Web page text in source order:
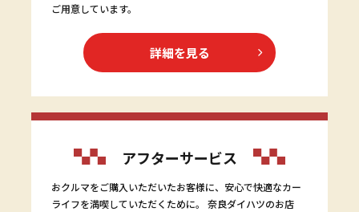
ご用意しています。
詳細を見る
アフターサービス
おクルマをご購入いただいたお客様に、安心で快適なカー
ライフを満喫していただくために。 奈良ダイハツのお店